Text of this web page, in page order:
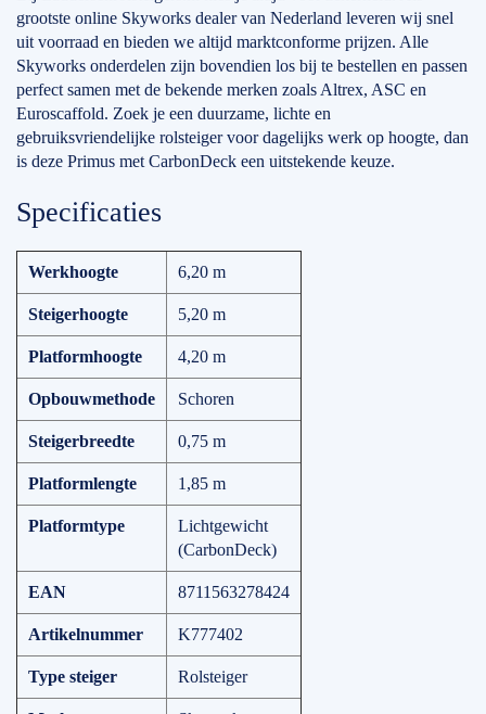
grootste online Skyworks dealer van Nederland leveren wij snel
uit voorraad en bieden we altijd marktconforme prijzen. Alle
Skyworks onderdelen zijn bovendien los bij te bestellen en passen
perfect samen met de bekende merken zoals Altrex, ASC en
Euroscaffold. Zoek je een duurzame, lichte en
gebruiksvriendelijke rolsteiger voor dagelijks werk op hoogte, dan
is deze Primus met CarbonDeck een uitstekende keuze.
Specificaties
Werkhoogte 6,20 m
Steigerhoogte 5,20 m
Platformhoogte 4,20 m
Opbouwmethode Schoren
Steigerbreedte 0,75 m
Platformlengte 1,85 m
Platformtype
Lichtgewicht
(CarbonDeck)
EAN 8711563278424
Artikelnummer K777402
Type steiger Rolsteiger